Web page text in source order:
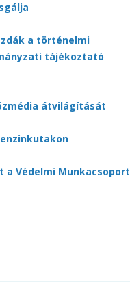
a történelmi
tájékoztató
átvilágítását
a Védelmi Munkacsoport